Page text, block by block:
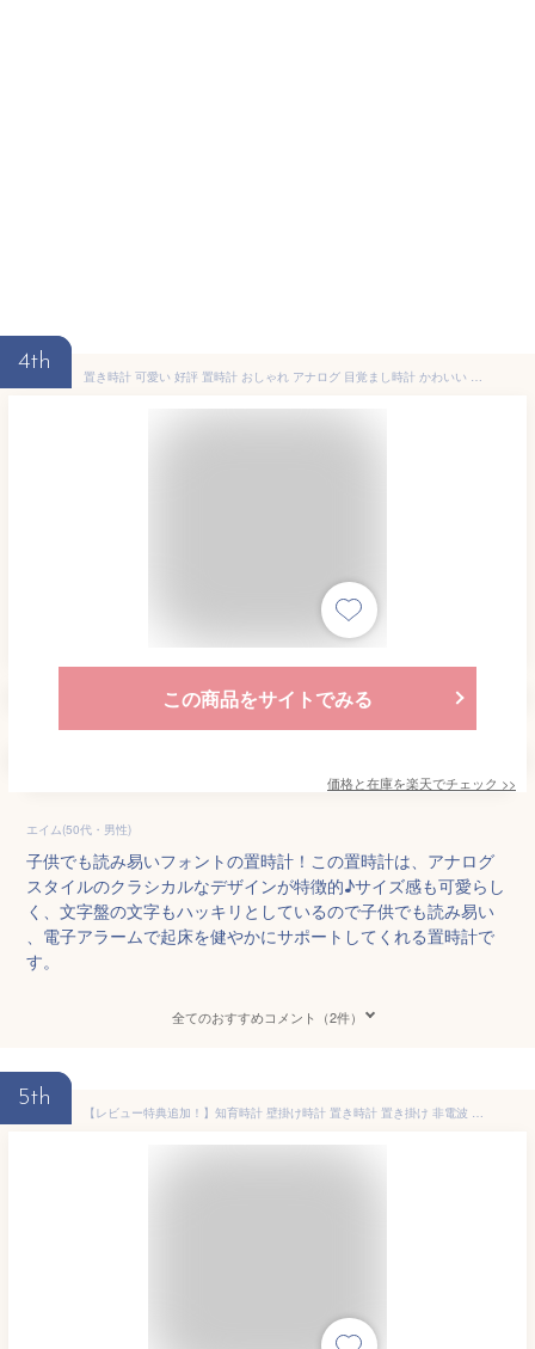
4th
置き時計 可愛い 好評 置時計 おしゃれ アナログ 目覚まし時計 かわいい 女の子 子供 寝室 スヌーズ 電子音アラーム ライト 小さい クロック インテリア ミグレイト ブランド ノア精密
この商品をサイトでみる
価格と在庫を楽天でチェック >>
エイム(50代・男性)
子供でも読み易いフォントの置時計！この置時計は、アナログ
スタイルのクラシカルなデザインが特徴的♪サイズ感も可愛らし
く、文字盤の文字もハッキリとしているので子供でも読み易い
、電子アラームで起床を健やかにサポートしてくれる置時計で
す。
全てのおすすめコメント（2件）
5th
【レビュー特典追加！】知育時計 壁掛け時計 置き時計 置き掛け 非電波 時間管理 時間学習 キッズ スタンド フック アナログ 静音タイプ 可愛 見やすい 幼児 学習用 勉強用 子供 子ども部屋 知育 贈り物 プレゼント 小学校 30CM 12寸 3歳4歳5歳6歳7歳 置き掛け兼用時計